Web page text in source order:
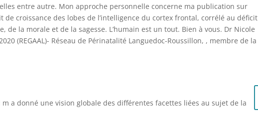
entre autre. Mon approche personnelle concerne ma publication sur
croissance des lobes de l’intelligence du cortex frontal, corrélé au déficit
de la morale et de la sagesse. L’humain est un tout. Bien à vous. Dr Nicole
(REGAAL)- Réseau de Périnatalité Languedoc-Roussillon, , membre de la
a donné une vision globale des différentes facettes liées au sujet de la